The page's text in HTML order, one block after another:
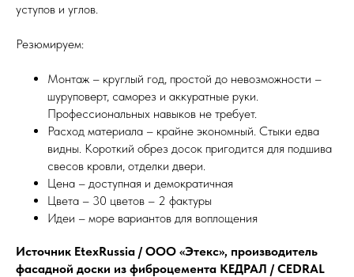
уступов и углов.
Резюмируем:
Монтаж – круглый год, простой до невозможности –
шуруповерт, саморез и аккуратные руки.
Профессиональных навыков не требует.
Расход материала – крайне экономный. Стыки едва
видны. Короткий обрез досок пригодится для подшива
свесов кровли, отделки двери.
Цена – доступная и демократичная
Цвета – 30 цветов – 2 фактуры
Идеи – море вариантов для воплощения
Источник EtexRussia / ООО «Этекс», производитель
фасадной доски из фиброцемента КЕДРАЛ / CEDRAL